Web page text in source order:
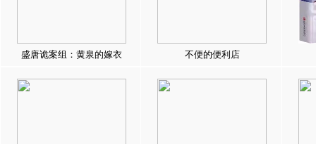
盛唐诡案组：黄泉的嫁衣 不便的便利店